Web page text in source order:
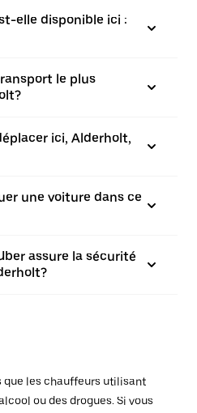
elle disponible ici :
le plus
ici, Alderholt,
une voiture dans ce
assure la sécurité
que les chauffeurs utilisant
ou des drogues. Si vous